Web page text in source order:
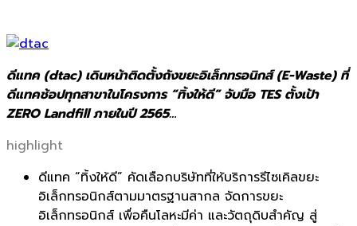
ดีแทค (dtac) เดินหน้าติดตั้งถังขยะอิเล็กทรอนิกส์ (E-Waste) ที่
ดีแทคช้อปทุกสาขาในโครงการ “ทิ้งให้ดี” จับมือ TES ตั้งเป้า
ZERO Landfill ภายในปี 2565…
highlight
ดีแทค “ทิ้งให้ดี” คัดเลือกบริษัทที่ให้บริการรีไซเคิลขยะ
อิเล็กทรอนิกส์ตามมาตรฐานสากล จัดการขยะ
อิเล็กทรอนิกส์ เพื่อคืนโลหะมีค่า และวัตถุดิบสำคัญ สู่